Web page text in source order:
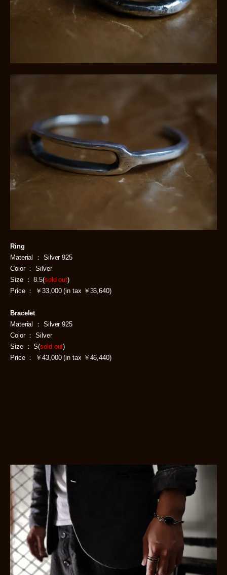
Ring
Material ： Silver 925
Color ： Silver
Size ： 8.5(sold out)
Price ： ￥33,000 (in tax ￥35,640)
Bracelet
Material ： Silver 925
Color ： Silver
Size ： S(sold out)
Price ： ￥43,000 (in tax ￥46,440)